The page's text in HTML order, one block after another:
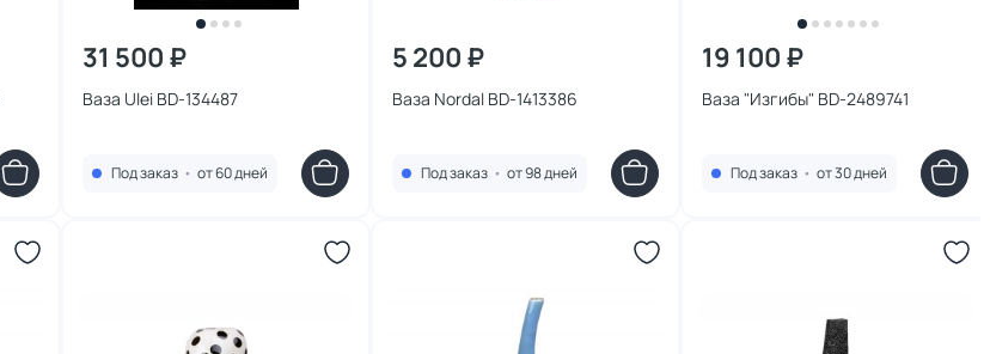
31 500 ₽
Ваза Ulei BD-134487
Под заказ • от 60 дней
5 200 ₽
Ваза Nordal BD-1413386
Под заказ • от 98 дней
19 100 ₽
Ваза "Изгибы" BD-2489741
Под заказ • от 30 дней